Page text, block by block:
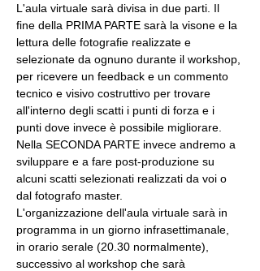
L'aula virtuale sarà divisa in due parti. Il
fine della PRIMA PARTE sarà la visone e la
lettura delle fotografie realizzate e
selezionate da ognuno durante il workshop,
per ricevere un feedback e un commento
tecnico e visivo costruttivo per trovare
all'interno degli scatti i punti di forza e i
punti dove invece è possibile migliorare.
Nella SECONDA PARTE invece andremo a
sviluppare e a fare post-produzione su
alcuni scatti selezionati realizzati da voi o
dal fotografo master.
L'organizzazione dell'aula virtuale sarà in
programma in un giorno infrasettimanale,
in orario serale (20.30 normalmente),
successivo al workshop che sarà